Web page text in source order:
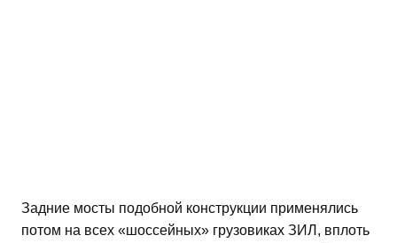
Задние мосты подобной конструкции применялись
потом на всех «шоссейных» грузовиках ЗИЛ, вплоть